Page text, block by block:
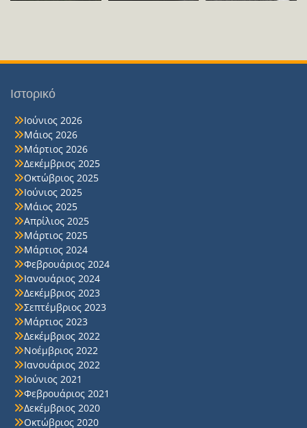
Ιστορικό
Ιούνιος 2026
Μάιος 2026
Μάρτιος 2026
Δεκέμβριος 2025
Οκτώβριος 2025
Ιούνιος 2025
Μάιος 2025
Απρίλιος 2025
Μάρτιος 2025
Μάρτιος 2024
Φεβρουάριος 2024
Ιανουάριος 2024
Δεκέμβριος 2023
Σεπτέμβριος 2023
Μάρτιος 2023
Δεκέμβριος 2022
Νοέμβριος 2022
Ιανουάριος 2022
Ιούνιος 2021
Φεβρουάριος 2021
Δεκέμβριος 2020
Οκτώβριος 2020